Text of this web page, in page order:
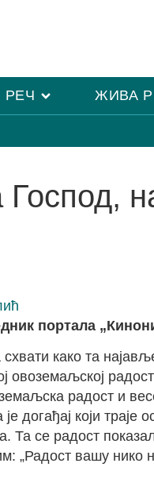
РЕЧ ЖИВА
портала
схвати како та
овоземаљској
радост и
догађај који траје
се радост
„Радост вашу нико